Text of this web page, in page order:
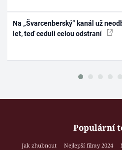
Na „Švarcenberský“ kanál už
let, teď ceduli celou odstraní
Populární
Jak zhubnout Nejlepší filmy 2024